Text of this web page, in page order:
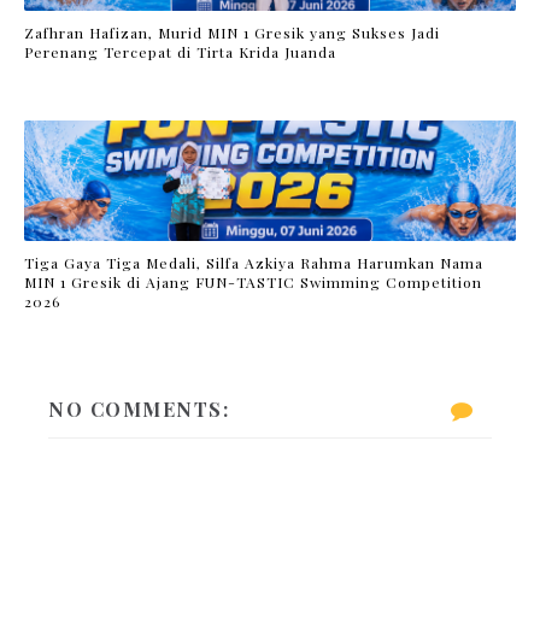
Zafhran Hafizan, Murid MIN 1 Gresik yang Sukses Jadi
Perenang Tercepat di Tirta Krida Juanda
Tiga Gaya Tiga Medali, Silfa Azkiya Rahma Harumkan Nama
MIN 1 Gresik di Ajang FUN-TASTIC Swimming Competition
2026
NO COMMENTS: